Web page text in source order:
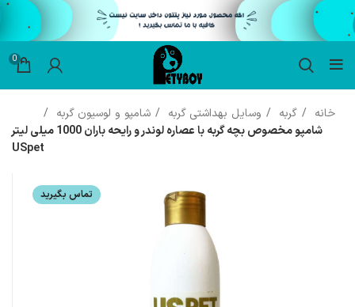
0
خانه گربه وسایل بهداشتی گربه
شامپو و لوسیون گربه
شامپو مخصوص بچه گربه با عصاره لوندر و رایحه باران 1000 میلی لیتر
USpet
تماس بگیرید